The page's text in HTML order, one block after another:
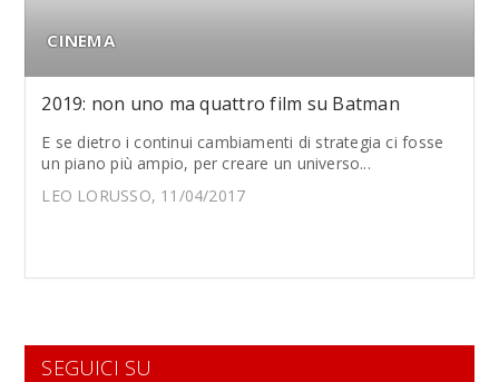
CINEMA
2019: non uno ma quattro film su Batman
E se dietro i continui cambiamenti di strategia ci fosse
un piano più ampio, per creare un universo...
LEO LORUSSO, 11/04/2017
SEGUICI SU